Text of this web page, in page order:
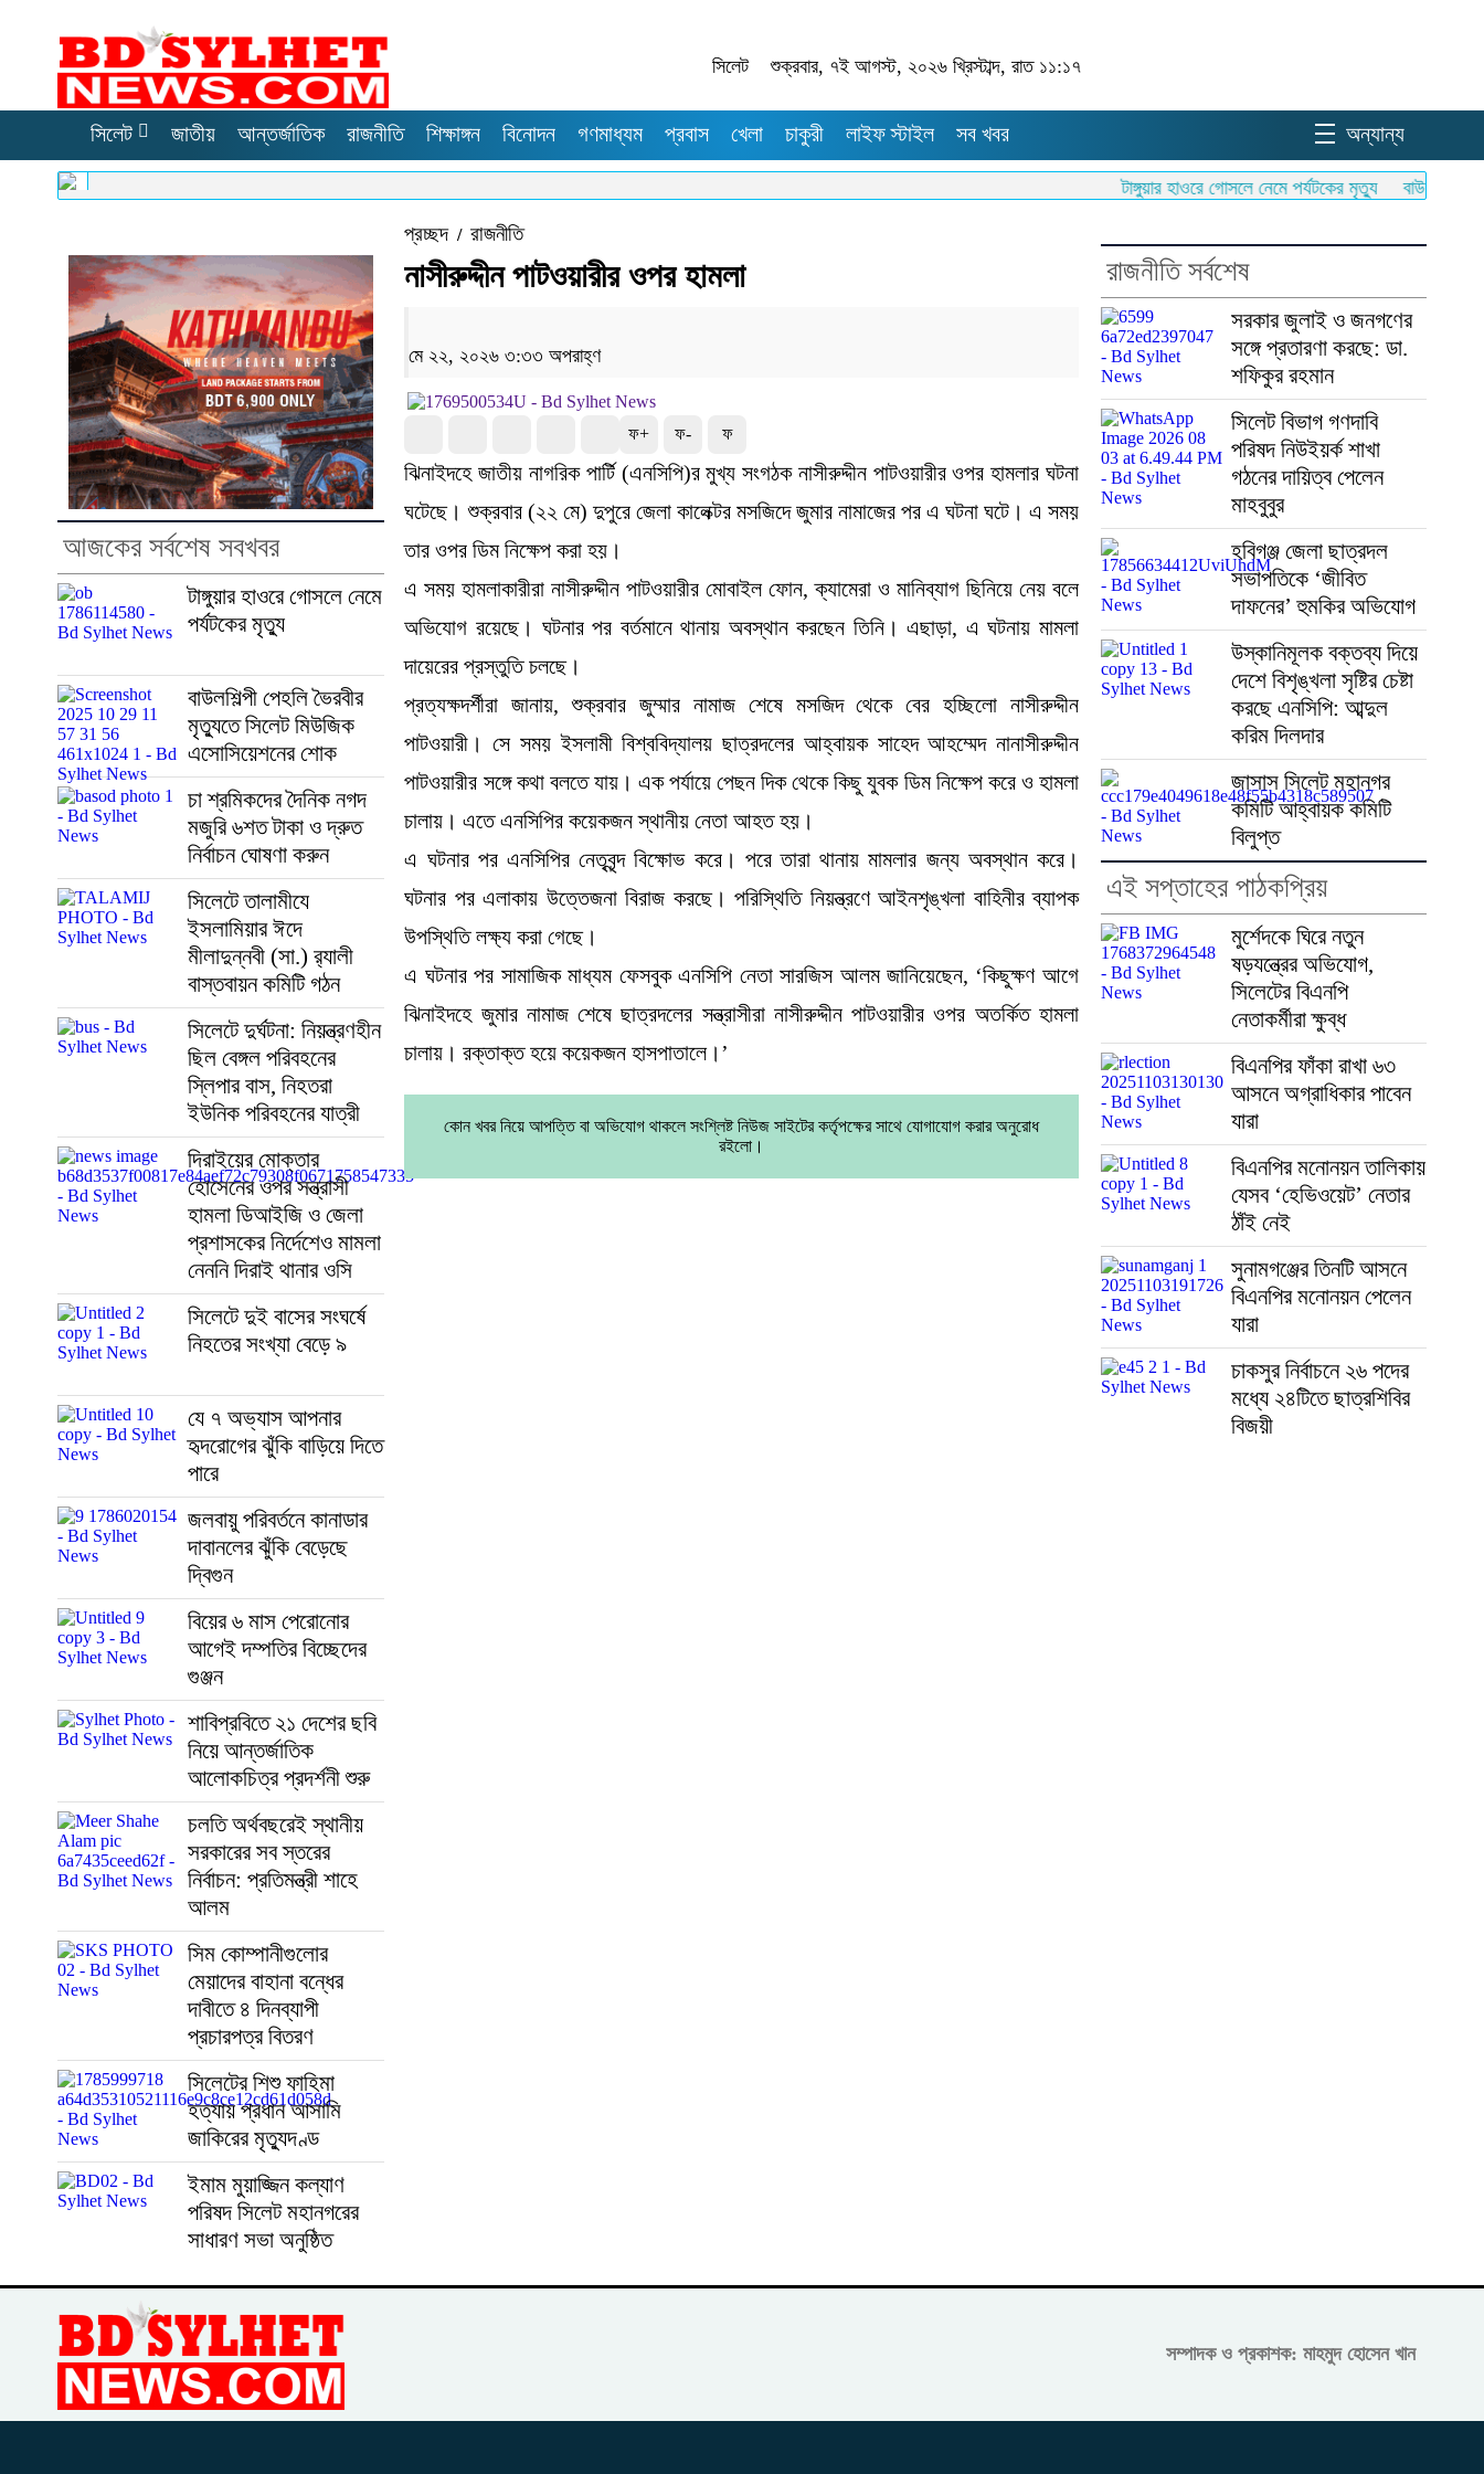
সিলেট শুক্রবার, ৭ই আগস্ট, ২০২৬ খ্রিস্টাব্দ, রাত ১১:১৭
সিলেট জাতীয় আন্তর্জাতিক রাজনীতি শিক্ষাঙ্গন বিনোদন গণমাধ্যম প্রবাস খেলা চাকুরী লাইফ স্টাইল সব খবর অন্যান্য
টাঙ্গুয়ার হাওরে গোসলে নেমে পর্যটকের মৃত্যু বাউলশিল্পী
আজকের সর্বশেষ সবখবর
টাঙ্গুয়ার হাওরে গোসলে নেমে
পর্যটকের মৃত্যু
বাউলশিল্পী পেহলি ভৈরবীর
মৃত্যুতে সিলেট মিউজিক
এসোসিয়েশনের শোক
চা শ্রমিকদের দৈনিক নগদ
মজুরি ৬শত টাকা ও দ্রুত
নির্বাচন ঘোষণা করুন
সিলেটে তালামীযে
ইসলামিয়ার ঈদে
মীলাদুন্নবী (সা.) র‌্যালী
বাস্তবায়ন কমিটি গঠন
সিলেটে দুর্ঘটনা: নিয়ন্ত্রণহীন
ছিল বেঙ্গল পরিবহনের
স্লিপার বাস, নিহতরা
ইউনিক পরিবহনের যাত্রী
দিরাইয়ের মোক্তার
হোসেনের ওপর সন্ত্রাসী
হামলা ডিআইজি ও জেলা
প্রশাসকের নির্দেশেও মামলা
নেননি দিরাই থানার ওসি
সিলেটে দুই বাসের সংঘর্ষে
নিহতের সংখ্যা বেড়ে ৯
যে ৭ অভ্যাস আপনার
হৃদরোগের ঝুঁকি বাড়িয়ে দিতে
পারে
জলবায়ু পরিবর্তনে কানাডার
দাবানলের ঝুঁকি বেড়েছে
দ্বিগুন
বিয়ের ৬ মাস পেরোনোর
আগেই দম্পতির বিচ্ছেদের
গুঞ্জন
শাবিপ্রবিতে ২১ দেশের ছবি
নিয়ে আন্তর্জাতিক
আলোকচিত্র প্রদর্শনী শুরু
চলতি অর্থবছরেই স্থানীয়
সরকারের সব স্তরের
নির্বাচন: প্রতিমন্ত্রী শাহে
আলম
সিম কোম্পানীগুলোর
মেয়াদের বাহানা বন্ধের
দাবীতে ৪ দিনব্যাপী
প্রচারপত্র বিতরণ
সিলেটের শিশু ফাহিমা
হত্যায় প্রধান আসামি
জাকিরের মৃত্যুদণ্ড
ইমাম মুয়াজ্জিন কল্যাণ
পরিষদ সিলেট মহানগরের
সাধারণ সভা অনুষ্ঠিত
প্রচ্ছদ/রাজনীতি
নাসীরুদ্দীন পাটওয়ারীর ওপর হামলা
মে ২২, ২০২৬ ৩:৩৩ অপরাহ্ণ
ফ+ ফ- ফ
ঝিনাইদহে জাতীয় নাগরিক পার্টি (এনসিপি)র মুখ্য সংগঠক নাসীরুদ্দীন পাটওয়ারীর ওপর হামলার ঘটনা
ঘটেছে। শুক্রবার (২২ মে) দুপুরে জেলা কালেক্টর মসজিদে জুমার নামাজের পর এ ঘটনা ঘটে। এ সময়
তার ওপর ডিম নিক্ষেপ করা হয়।
এ সময় হামলাকারীরা নাসীরুদ্দীন পাটওয়ারীর মোবাইল ফোন, ক্যামেরা ও মানিব্যাগ ছিনিয়ে নেয় বলে
অভিযোগ রয়েছে। ঘটনার পর বর্তমানে থানায় অবস্থান করছেন তিনি। এছাড়া, এ ঘটনায় মামলা
দায়েরের প্রস্তুতি চলছে।
প্রত্যক্ষদর্শীরা জানায়, শুক্রবার জুম্মার নামাজ শেষে মসজিদ থেকে বের হচ্ছিলো নাসীরুদ্দীন
পাটওয়ারী। সে সময় ইসলামী বিশ্ববিদ্যালয় ছাত্রদলের আহ্বায়ক সাহেদ আহম্মেদ নানাসীরুদ্দীন
পাটওয়ারীর সঙ্গে কথা বলতে যায়। এক পর্যায়ে পেছন দিক থেকে কিছু যুবক ডিম নিক্ষেপ করে ও হামলা
চালায়। এতে এনসিপির কয়েকজন স্থানীয় নেতা আহত হয়।
এ ঘটনার পর এনসিপির নেতৃবৃন্দ বিক্ষোভ করে। পরে তারা থানায় মামলার জন্য অবস্থান করে।
ঘটনার পর এলাকায় উত্তেজনা বিরাজ করছে। পরিস্থিতি নিয়ন্ত্রণে আইনশৃঙ্খলা বাহিনীর ব্যাপক
উপস্থিতি লক্ষ্য করা গেছে।
এ ঘটনার পর সামাজিক মাধ্যম ফেসবুক এনসিপি নেতা সারজিস আলম জানিয়েছেন, ‘কিছুক্ষণ আগে
ঝিনাইদহে জুমার নামাজ শেষে ছাত্রদলের সন্ত্রাসীরা নাসীরুদ্দীন পাটওয়ারীর ওপর অতর্কিত হামলা
চালায়। রক্তাক্ত হয়ে কয়েকজন হাসপাতালে।’
কোন খবর নিয়ে আপত্তি বা অভিযোগ থাকলে সংশ্লিষ্ট নিউজ সাইটের কর্তৃপক্ষের সাথে যোগাযোগ করার অনুরোধ
রইলো।
রাজনীতি সর্বশেষ
সরকার জুলাই ও জনগণের
সঙ্গে প্রতারণা করছে: ডা.
শফিকুর রহমান
সিলেট বিভাগ গণদাবি
পরিষদ নিউইয়র্ক শাখা
গঠনের দায়িত্ব পেলেন
মাহবুবুর
হবিগঞ্জ জেলা ছাত্রদল
সভাপতিকে ‘জীবিত
দাফনের’ হুমকির অভিযোগ
উস্কানিমূলক বক্তব্য দিয়ে
দেশে বিশৃঙ্খলা সৃষ্টির চেষ্টা
করছে এনসিপি: আব্দুল
করিম দিলদার
জাসাস সিলেট মহানগর
কমিটি আহ্বায়ক কমিটি
বিলুপ্ত
এই সপ্তাহের পাঠকপ্রিয়
মুর্শেদকে ঘিরে নতুন
ষড়যন্ত্রের অভিযোগ,
সিলেটের বিএনপি
নেতাকর্মীরা ক্ষুব্ধ
বিএনপির ফাঁকা রাখা ৬৩
আসনে অগ্রাধিকার পাবেন
যারা
বিএনপির মনোনয়ন তালিকায়
যেসব ‘হেভিওয়েট’ নেতার
ঠাঁই নেই
সুনামগঞ্জের তিনটি আসনে
বিএনপির মনোনয়ন পেলেন
যারা
চাকসুর নির্বাচনে ২৬ পদের
মধ্যে ২৪টিতে ছাত্রশিবির
বিজয়ী
সম্পাদক ও প্রকাশক: মাহমুদ হোসেন খান